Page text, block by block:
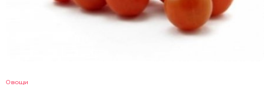
Овощи